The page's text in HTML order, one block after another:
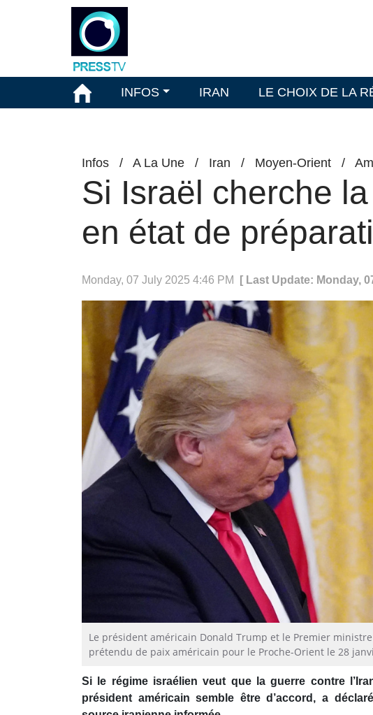
INFOS IRAN LE CHOIX DE LA
Infos / A La Une / Iran / Moyen-Orient /
Si Israël cherche
en état de
Monday, 07 July 2025 4:46 PM [ Last Update: Monday,
Le président américain Donald Trump et le Premier
prétendu de paix américain pour le Proche-Orient le 28
Si le régime israélien veut que la guerre contre
président américain semble être d’accord, a